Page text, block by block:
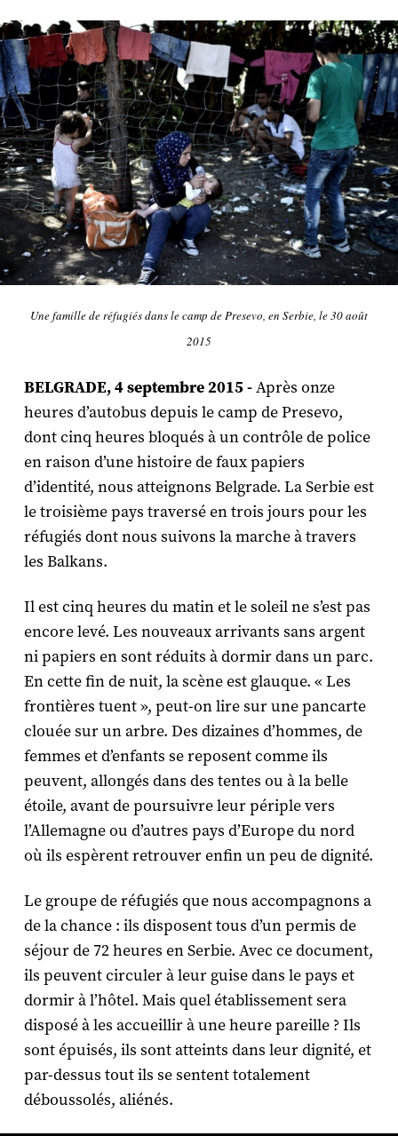
Une famille de réfugiés dans le camp de Presevo, en Serbie, le 30 août
2015
BELGRADE, 4 septembre 2015 -Après onze
heures d’autobus depuis le camp de Presevo,
dont cinq heures bloqués à un contrôle de police
en raison d’une histoire de faux papiers
d’identité, nous atteignons Belgrade. La Serbie est
le troisième pays traversé en trois jours pour les
réfugiés dont nous suivons la marche à travers
les Balkans.
Il est cinq heures du matin et le soleil ne s’est pas
encore levé. Les nouveaux arrivants sans argent
ni papiers en sont réduits à dormir dans un parc.
En cette fin de nuit, la scène est glauque. « Les
frontières tuent », peut-on lire sur une pancarte
clouée sur un arbre. Des dizaines d’hommes, de
femmes et d’enfants se reposent comme ils
peuvent, allongés dans des tentes ou à la belle
étoile, avant de poursuivre leur périple vers
l’Allemagne ou d’autres pays d’Europe du nord
où ils espèrent retrouver enfin un peu de dignité.
Le groupe de réfugiés que nous accompagnons a
de la chance : ils disposent tous d’un permis de
séjour de 72 heures en Serbie. Avec ce document,
ils peuvent circuler à leur guise dans le pays et
dormir à l’hôtel. Mais quel établissement sera
disposé à les accueillir à une heure pareille ? Ils
sont épuisés, ils sont atteints dans leur dignité, et
par-dessus tout ils se sentent totalement
déboussolés, aliénés.